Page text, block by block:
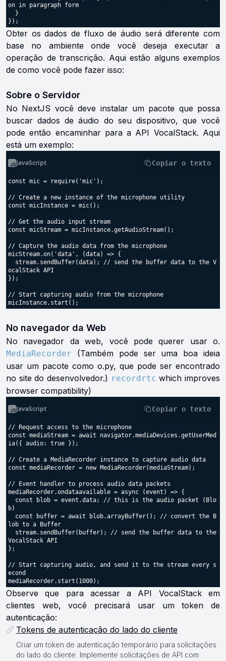
on in paragraph form
Obter os dados de fluxo de áudio será diferente com
base no ambiente onde você deseja executar a
operação de transcrição. Aqui estão alguns exemplos
de como você pode fazer isso:
Sobre o Servidor
No NextJS você deve instalar um pacote que possa
buscar dados de áudio do seu dispositivo, que você
pode então encaminhar para a API VocalStack. Aqui
está um exemplo:
JavaScript Copiar o texto
const mic = require('mic');
// Create a new instance of the microphone utility
const micInstance = mic();
// Get the audio input stream
const micStream = micInstance.getAudioStream();
// Capture the audio data from the microphone
micStream.on('data', (data) => {
ocalStack API
});
// Start capturing audio from the microphone
No navegador da Web
No navegador da web, você pode querer usar o.
MediaRecorder (Também pode ser uma boa ideia
usar um pacote como o.py, que pode ser encontrado
no site do desenvolvedor.) recordrtc which improves
browser compatibility)
JavaScript Copiar o texto
// Request access to the microphone
const mediaStream = await navigator.mediaDevices.getUserMed
ia({ audio: true });
// Create a MediaRecorder instance to capture audio data
const mediaRecorder = new MediaRecorder(mediaStream);
// Event handler to process audio data packets
mediaRecorder.ondataavailable = async (event) => {
b)
lob to a Buffer
VocalStack API
};
// Start capturing audio, and send it to the stream every s
econd
Observe que para acessar a API VocalStack em
clientes web, você precisará usar um token de
autenticação:
Tokens de autenticação do lado do cliente
Criar um token de autenticação temporário para solicitações
do lado do cliente. Implemente solicitações de API com